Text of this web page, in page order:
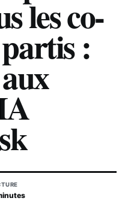
les co-
: